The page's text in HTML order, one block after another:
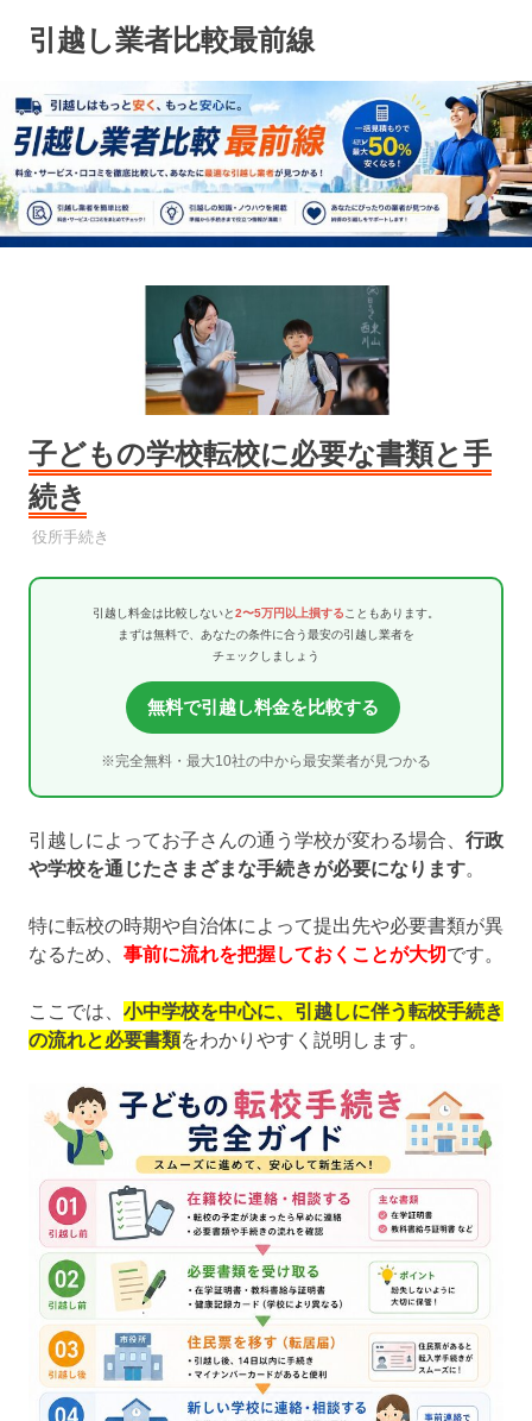
ン
ツ
へ
ス
キ
ッ
引越し業者比較最前線
子どもの学校転校に必要な書類と手
続き
引越し業者
役所手続き
引越し料金は比較しないと2〜5万円以上損することもあります。
まずは無料で、あなたの条件に合う最安の引越し業者を
チェックしましょう
無料で引越し料金を比較する
※完全無料・最大10社の中から最安業者が見つかる
引越しによってお子さんの通う学校が変わる場合、 行政
や学校を通じたさまざまな手続きが必要になります。
特に転校の時期や自治体によって提出先や必要書類が異
なるため、 事前に流れを把握しておくことが大切です。
ここでは、 小中学校を中心に、引越しに伴う転校手続き
の流れと必要書類をわかりやすく説明します。